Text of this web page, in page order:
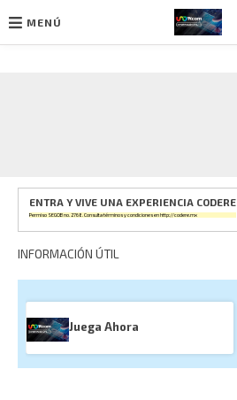
MENÚ
ENTRA Y VIVE UNA EXPERIENCIA CODERE
Permiso SEGOB no. 2768. Consulta términos y condiciones enhttp://codere.mx
INFORMACIÓN ÚTIL
Juega Ahora